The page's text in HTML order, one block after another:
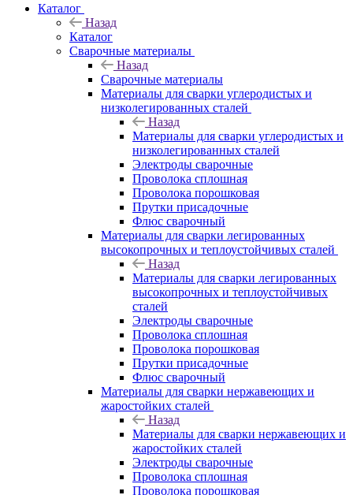
Каталог
Назад
Каталог
Сварочные материалы
Назад
Сварочные материалы
Материалы для сварки углеродистых и
низколегированных сталей
Назад
Материалы для сварки углеродистых и
низколегированных сталей
Электроды сварочные
Проволока сплошная
Проволока порошковая
Прутки присадочные
Флюс сварочный
Материалы для сварки легированных
высокопрочных и теплоустойчивых сталей
Назад
Материалы для сварки легированных
высокопрочных и теплоустойчивых
сталей
Электроды сварочные
Проволока сплошная
Проволока порошковая
Прутки присадочные
Флюс сварочный
Материалы для сварки нержавеющих и
жаростойких сталей
Назад
Материалы для сварки нержавеющих и
жаростойких сталей
Электроды сварочные
Проволока сплошная
Проволока порошковая